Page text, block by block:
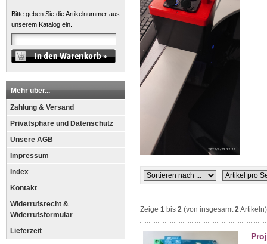
Bitte geben Sie die Artikelnummer aus
unserem Katalog ein.
Mehr über...
Zahlung & Versand
Privatsphäre und Datenschutz
Unsere AGB
Impressum
Index
Kontakt
Widerrufsrecht &
Widerrufsformular
Lieferzeit
Zeige 1 bis 2 (von insgesamt2Artikeln)